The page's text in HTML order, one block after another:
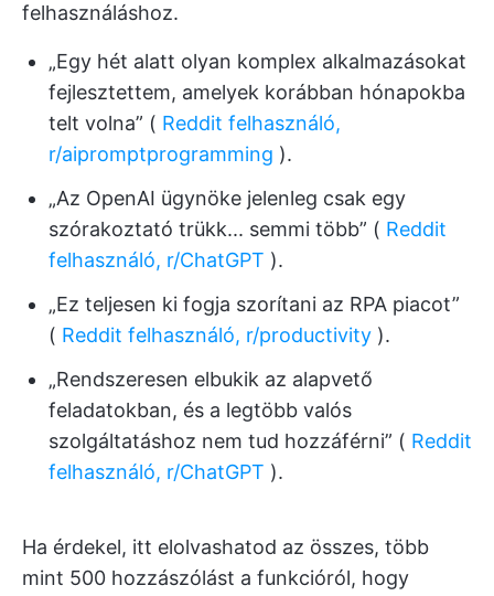
felhasználáshoz.
„Egy hét alatt olyan komplex alkalmazásokat
fejlesztettem, amelyek korábban hónapokba
telt volna” ( Reddit felhasználó,
r/aipromptprogramming ).
„Az OpenAI ügynöke jelenleg csak egy
szórakoztató trükk... semmi több” ( Reddit
felhasználó, r/ChatGPT ).
„Ez teljesen ki fogja szorítani az RPA piacot”
( Reddit felhasználó, r/productivity ).
„Rendszeresen elbukik az alapvető
feladatokban, és a legtöbb valós
szolgáltatáshoz nem tud hozzáférni” ( Reddit
felhasználó, r/ChatGPT ).
Ha érdekel, itt elolvashatod az összes, több
mint 500 hozzászólást a funkcióról, hogy